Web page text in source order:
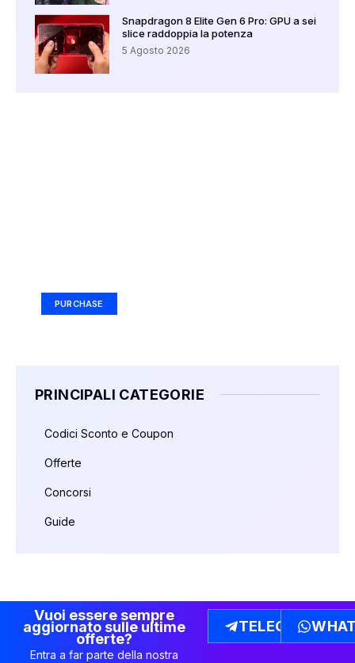
Snapdragon 8 Elite Gen 6 Pro: GPU a sei
slice raddoppia la potenza
5 Agosto 2026
PURCHASE
PRINCIPALI CATEGORIE
Codici Sconto e Coupon
Offerte
Concorsi
Guide
Vuoi essere sempre
aggiornato sulle ultime
offerte?
Entra a far parte della nostra
TELEGRAM